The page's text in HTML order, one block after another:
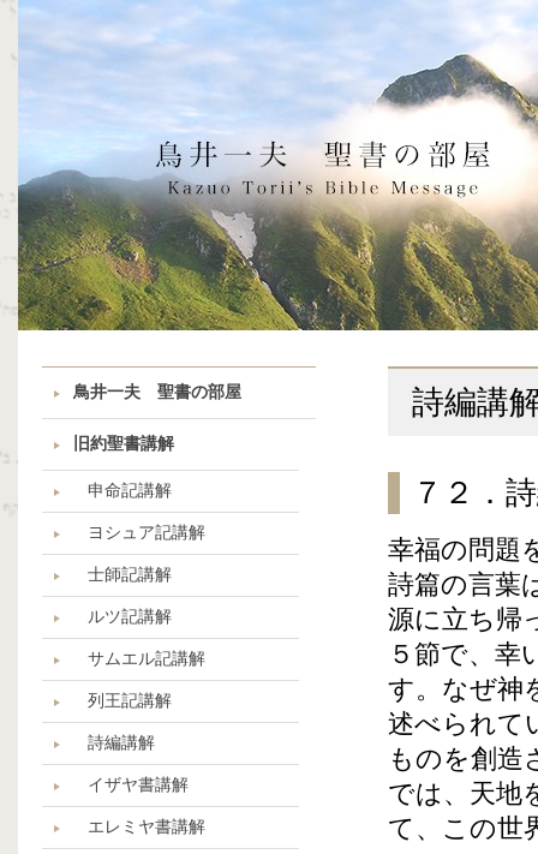
鳥井一夫 聖書の部屋
旧約聖書講解
申命記講解
ヨシュア記講解
士師記講解
ルツ記講解
サムエル記講解
列王記講解
詩編講解
イザヤ書講解
エレミヤ書講解
詩編講
７２．
幸福の問題
詩篇の言葉
源に立ち帰
５節で、幸
す。なぜ神
述べられて
ものを創造
では、天地
て、この世